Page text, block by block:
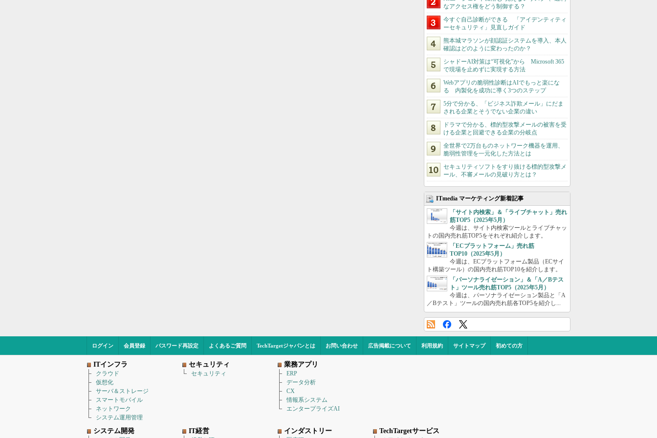
なアクセス権をどう制御する？
今すぐ自己診断ができる 「アイデンティティ
ーセキュリティ」見直しガイド
熊本城マラソンが顔認証システムを導入、本人
確認はどのように変わったのか？
シャドーAI対策は“可視化”から Microsoft 365
で現場を止めずに実現する方法
Webアプリの脆弱性診断はAIでもっと楽にな
る 内製化を成功に導く3つのステップ
5分で分かる、「ビジネス詐欺メール」にだま
される企業とそうでない企業の違い
ドラマで分かる、標的型攻撃メールの被害を受
ける企業と回避できる企業の分岐点
全世界で2万台ものネットワーク機器を運用、
脆弱性管理を一元化した方法とは
セキュリティソフトをすり抜ける標的型攻撃メ
ール、不審メールの見破り方とは？
ITmedia マーケティング新着記事
「サイト内検索」＆「ライブチャット」売れ
筋TOP5（2025年5月）
今週は、サイト内検索ツールとライブチャッ
トの国内売れ筋TOP5をそれぞれ紹介します。
「ECプラットフォーム」売れ筋
TOP10（2025年5月）
今週は、ECプラットフォーム製品（ECサイ
ト構築ツール）の国内売れ筋TOP10を紹介します。
「パーソナライゼーション」＆「A／Bテス
ト」ツール売れ筋TOP5（2025年5月）
今週は、パーソナライゼーション製品と「A
／Bテスト」ツールの国内売れ筋各TOP5を紹介し...
ログイン 会員登録 パスワード再設定 よくあるご質問 TechTargetジャパンとは お問い合わせ 広告掲載について 利用規約 サイトマップ 初めての方
ITインフラ
クラウド
仮想化
サーバ＆ストレージ
スマートモバイル
ネットワーク
システム運用管理
セキュリティ
セキュリティ
業務アプリ
ERP
データ分析
CX
情報系システム
エンタープライズAI
システム開発 IT経営 インダストリー TechTargetサービス